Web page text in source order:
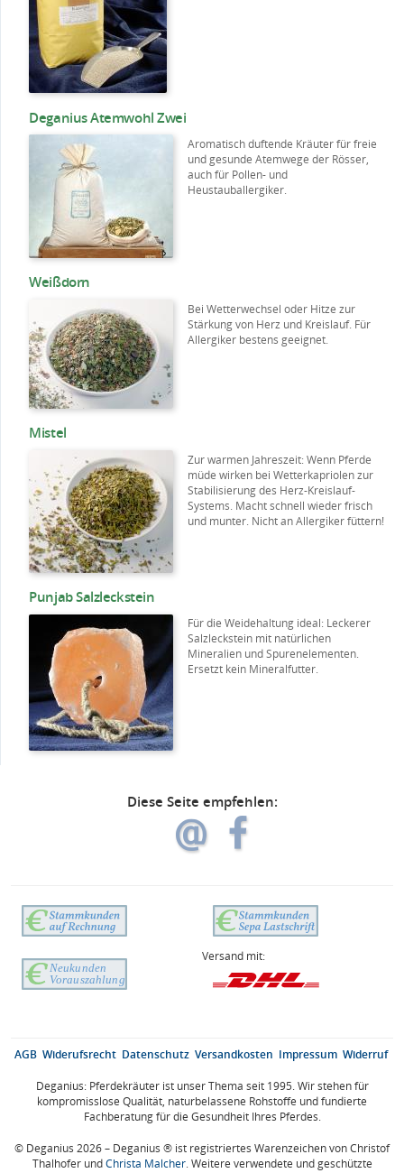
Deganius Atemwohl Zwei
Aromatisch duftende Kräuter für freie
und gesunde Atemwege der Rösser,
auch für Pollen- und
Heustauballergiker.
Weißdorn
Bei Wetterwechsel oder Hitze zur
Stärkung von Herz und Kreislauf. Für
Allergiker bestens geeignet.
Mistel
Zur warmen Jahreszeit: Wenn Pferde
müde wirken bei Wetterkapriolen zur
Stabilisierung des Herz-Kreislauf-
Systems. Macht schnell wieder frisch
und munter. Nicht an Allergiker füttern!
Punjab Salzleckstein
Für die Weidehaltung ideal: Leckerer
Salzleckstein mit natürlichen
Mineralien und Spurenelementen.
Ersetzt kein Mineralfutter.
Diese Seite empfehlen:
Versand mit:
AGB Widerufsrecht Datenschutz Versandkosten Impressum Widerruf
Deganius: Pferdekräuter ist unser Thema seit 1995. Wir stehen für
kompromisslose Qualität, naturbelassene Rohstoffe und fundierte
Fachberatung für die Gesundheit Ihres Pferdes.
© Deganius 2026 – Deganius ® ist registriertes Warenzeichen von Christof
Thalhofer undChrista Malcher. Weitere verwendete und geschützte